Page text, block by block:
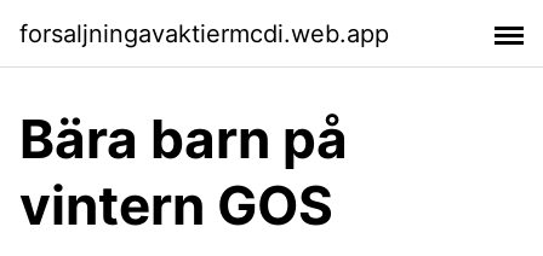
forsaljningavaktiermcdi.web.app
Bära barn på
vintern GOS